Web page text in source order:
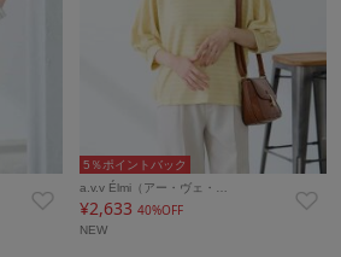
5％ポイントバック
a.v.v Élmi（アー・ヴェ・…
¥2,63340%OFF
NEW